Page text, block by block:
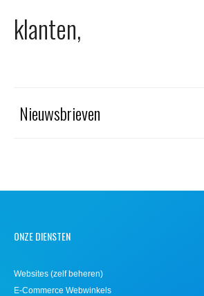
Domeinnaam registreren
klanten,
Nieuwsbrieven
ONZE DIENSTEN
Websites (zelf beheren)
E-Commerce Webwinkels